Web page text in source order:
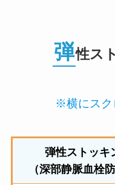
弾性ス
※横にスク
弾性ストッキ
（深部静脈血栓